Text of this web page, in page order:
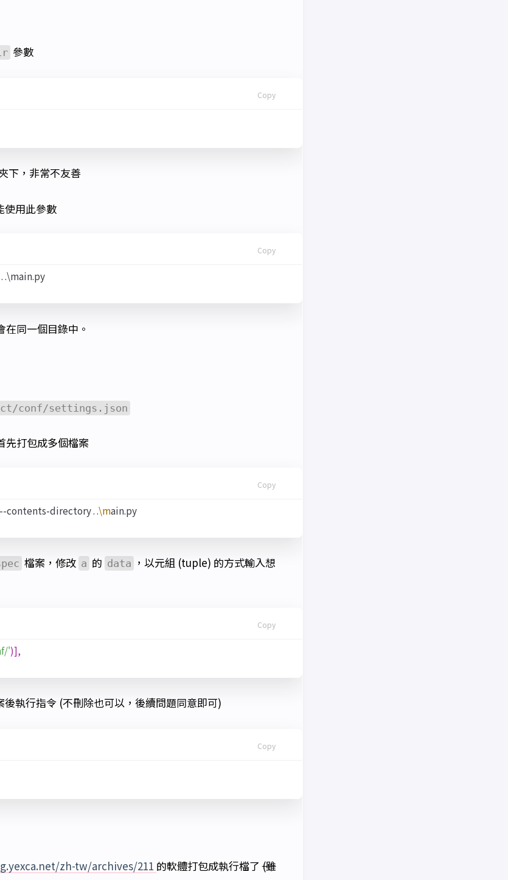
參數
Copy
下，非常不友善
使用此參數
Copy
pyinstaller --contents-directory . .\main.py
同一個目錄中。
conf/settings.json
先打包成多個檔案
Copy
contents-directory . .\m ain.py
檔案，修改 a 的 data ，以元組 (tuple) 的方式輸入想
Copy
')],
後執行指令 (不刪除也可以，後續問題同意即可)
Copy
zh-tw/archives/211 的軟體打包成執行檔了(雖